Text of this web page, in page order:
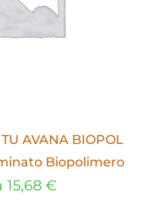
AVANA BIOPOL
Biopolimero
15,68€